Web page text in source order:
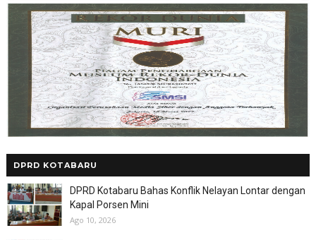
DPRD KOTABARU
DPRD Kotabaru Bahas Konflik Nelayan Lontar dengan
Kapal Porsen Mini
Ago 10, 2026